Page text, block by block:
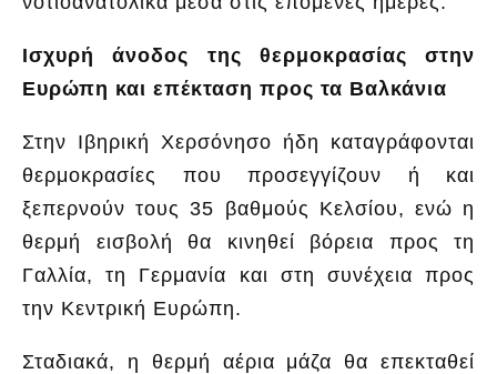
Ισχυρή άνοδος της θερμοκρασίας στην
Ευρώπη και επέκταση προς τα Βαλκάνια
Στην Ιβηρική Χερσόνησο ήδη καταγράφονται
θερμοκρασίες που προσεγγίζουν ή και
ξεπερνούν τους 35 βαθμούς Κελσίου, ενώ η
θερμή εισβολή θα κινηθεί βόρεια προς τη
Γαλλία, τη Γερμανία και στη συνέχεια προς
την Κεντρική Ευρώπη.
Σταδιακά, η θερμή αέρια μάζα θα επεκταθεί